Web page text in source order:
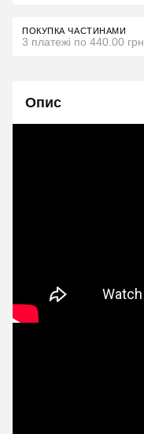
ПОКУПКА ЧАСТИНАМИ
3 платежі по 440.00 грн
Опис